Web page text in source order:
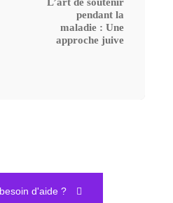
L’art de soutenir
pendant la
maladie : Une
approche juive
d'aide ?